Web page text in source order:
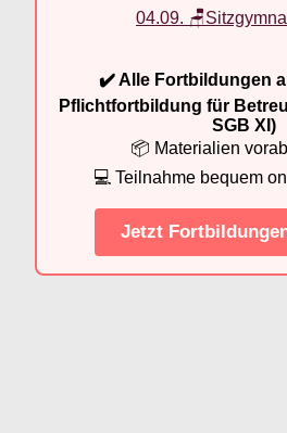
04.09.
✔️ Alle Fortbildungen
Pflichtfortbildung für
SGB XI)
📦 Materialien
💻 Teilnahme bequem
Jetzt